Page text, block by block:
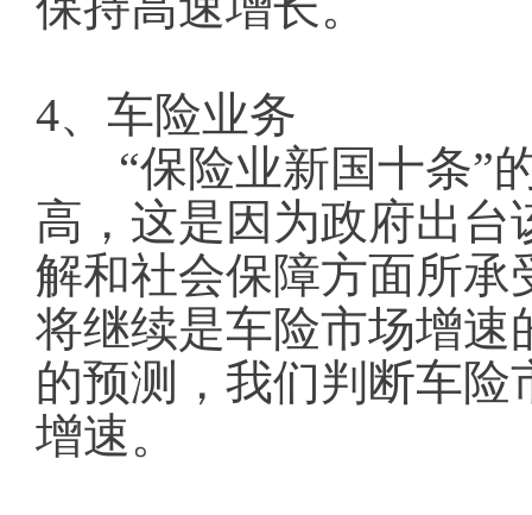
4、车险业务
“保险业新国十条”
高，这是因为政府出
解和社会保障方面所承
将继续是车险市场增速
的预测，我们判断车
增速。